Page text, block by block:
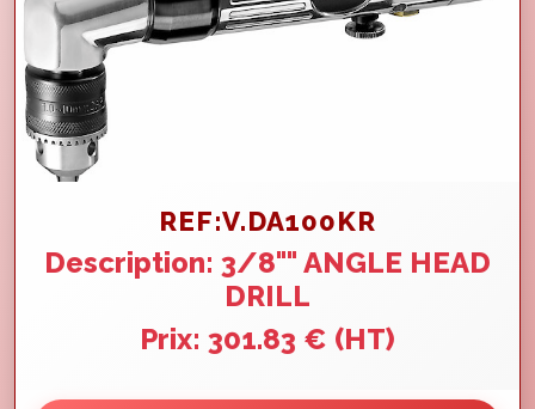
REF:V.DA100KR
Description: 3/8"" ANGLE HEAD
DRILL
Prix: 301.83 € (HT)